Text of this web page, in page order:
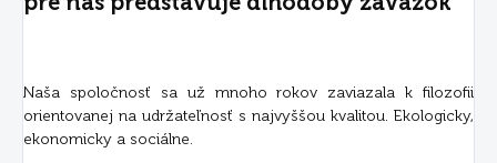
Naša spoločnosť sa už mnoho rokov zaviazala k filozofii
orientovanej na udržateľnosť s najvyššou kvalitou. Ekologicky,
ekonomicky a sociálne.